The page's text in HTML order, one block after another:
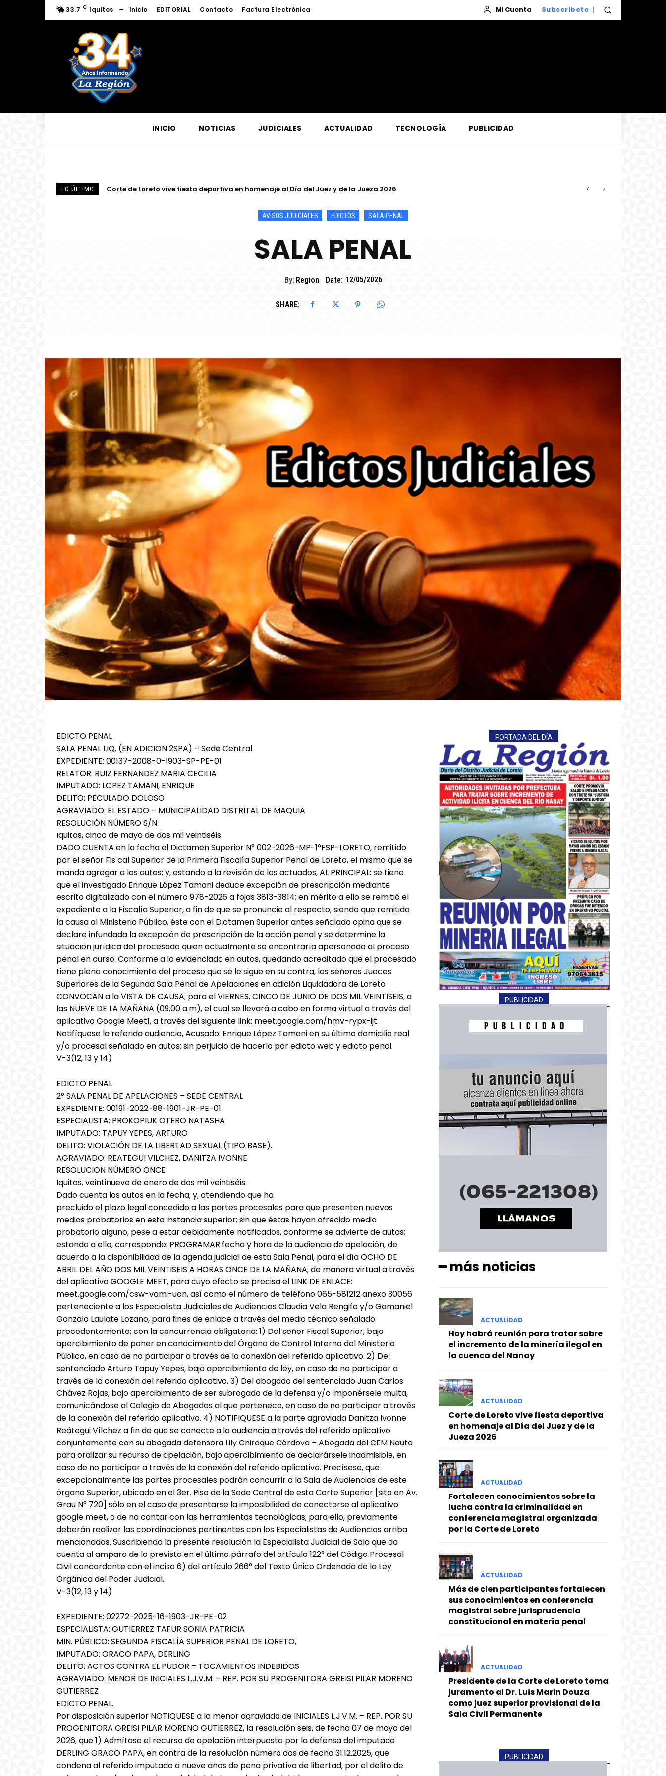
━ Planes
33.7 C Iquitos Inicio EDITORIAL Contacto Factura Electrónica Mi Cuenta Subscribete
INICIO NOTICIAS JUDICIALES ACTUALIDAD TECNOLOGÍA PUBLICIDAD
LO ÚLTIMO Fortalecen conocimientos sobre la lucha contra la criminalidad en conferencia magistral organizada por la Corte de Loreto
AVISOS JUDICIALES EDICTOS SALA PENAL
SALA PENAL
By: Region Date: 12/05/2026
SHARE:
EDICTO PENAL
SALA PENAL LIQ. (EN ADICION 2SPA) – Sede Central
EXPEDIENTE: 00137-2008-0-1903-SP-PE-01
RELATOR: RUIZ FERNANDEZ MARIA CECILIA
IMPUTADO: LOPEZ TAMANI, ENRIQUE
DELITO: PECULADO DOLOSO
AGRAVIADO: EL ESTADO – MUNICIPALIDAD DISTRITAL DE MAQUIA
RESOLUCIÓN NÚMERO S/N
Iquitos, cinco de mayo de dos mil veintiséis.
DADO CUENTA en la fecha el Dictamen Superior N° 002-2026-MP-1°FSP-LORETO, remitido
por el señor Fis cal Superior de la Primera Fiscalía Superior Penal de Loreto, el mismo que se
manda agregar a los autos; y, estando a la revisión de los actuados, AL PRINCIPAL: se tiene
que el investigado Enrique López Tamani deduce excepción de prescripción mediante
escrito digitalizado con el número 978-2026 a fojas 3813-3814; en mérito a ello se remitió el
expediente a la Fiscalía Superior, a fin de que se pronuncie al respecto; siendo que remitida
la causa al Ministerio Público, éste con el Dictamen Superior antes señalado opina que se
declare infundada la excepción de prescripción de la acción penal y se determine la
situación jurídica del procesado quien actualmente se encontraría apersonado al proceso
penal en curso. Conforme a lo evidenciado en autos, quedando acreditado que el procesado
tiene pleno conocimiento del proceso que se le sigue en su contra, los señores Jueces
Superiores de la Segunda Sala Penal de Apelaciones en adición Liquidadora de Loreto
CONVOCAN a la VISTA DE CAUSA; para el VIERNES, CINCO DE JUNIO DE DOS MIL VEINTISEIS, a
las NUEVE DE LA MAÑANA (09.00 a.m), el cual se llevará a cabo en forma virtual a través del
aplicativo Google Meet1, a través del siguiente link: meet.google.com/hmv-rypx-ijt.
Notifíquese la referida audiencia, Acusado: Enrique López Tamani en su último domicilio real
y/o procesal señalado en autos; sin perjuicio de hacerlo por edicto web y edicto penal.
V-3(12, 13 y 14)
EDICTO PENAL
2° SALA PENAL DE APELACIONES – SEDE CENTRAL
EXPEDIENTE: 00191-2022-88-1901-JR-PE-01
ESPECIALISTA: PROKOPIUK OTERO NATASHA
IMPUTADO: TAPUY YEPES, ARTURO
DELITO: VIOLACIÓN DE LA LIBERTAD SEXUAL (TIPO BASE).
AGRAVIADO: REATEGUI VILCHEZ, DANITZA IVONNE
RESOLUCION NÚMERO ONCE
Iquitos, veintinueve de enero de dos mil veintiséis.
Dado cuenta los autos en la fecha; y, atendiendo que ha
precluido el plazo legal concedido a las partes procesales para que presenten nuevos
medios probatorios en esta instancia superior; sin que éstas hayan ofrecido medio
probatorio alguno, pese a estar debidamente notificados, conforme se advierte de autos;
estando a ello, corresponde: PROGRAMAR fecha y hora de la audiencia de apelación, de
acuerdo a la disponibilidad de la agenda judicial de esta Sala Penal, para el día OCHO DE
ABRIL DEL AÑO DOS MIL VEINTISEIS A HORAS ONCE DE LA MAÑANA; de manera virtual a través
del aplicativo GOOGLE MEET, para cuyo efecto se precisa el LINK DE ENLACE:
meet.google.com/csw-vami-uon, así como el número de teléfono 065-581212 anexo 30056
perteneciente a los Especialista Judiciales de Audiencias Claudia Vela Rengifo y/o Gamaniel
Gonzalo Laulate Lozano, para fines de enlace a través del medio técnico señalado
precedentemente; con la concurrencia obligatoria: 1) Del señor Fiscal Superior, bajo
apercibimiento de poner en conocimiento del Órgano de Control Interno del Ministerio
Público, en caso de no participar a través de la conexión del referido aplicativo. 2) Del
sentenciado Arturo Tapuy Yepes, bajo apercibimiento de ley, en caso de no participar a
través de la conexión del referido aplicativo. 3) Del abogado del sentenciado Juan Carlos
Chávez Rojas, bajo apercibimiento de ser subrogado de la defensa y/o imponérsele multa,
comunicándose al Colegio de Abogados al que pertenece, en caso de no participar a través
de la conexión del referido aplicativo. 4) NOTIFIQUESE a la parte agraviada Danitza Ivonne
Reátegui Vílchez a fin de que se conecte a la audiencia a través del referido aplicativo
conjuntamente con su abogada defensora Lily Chiroque Córdova – Abogada del CEM Nauta
para oralizar su recurso de apelación, bajo apercibimiento de declarársele inadmisible, en
caso de no participar a través de la conexión del referido aplicativo. Precísese, que
excepcionalmente las partes procesales podrán concurrir a la Sala de Audiencias de este
órgano Superior, ubicado en el 3er. Piso de la Sede Central de esta Corte Superior [sito en Av.
Grau N° 720] sólo en el caso de presentarse la imposibilidad de conectarse al aplicativo
google meet, o de no contar con las herramientas tecnológicas; para ello, previamente
deberán realizar las coordinaciones pertinentes con los Especialistas de Audiencias arriba
mencionados. Suscribiendo la presente resolución la Especialista Judicial de Sala que da
cuenta al amparo de lo previsto en el último párrafo del artículo 122° del Código Procesal
Civil concordante con el inciso 6) del artículo 266° del Texto Único Ordenado de la Ley
Orgánica del Poder Judicial.
V-3(12, 13 y 14)
EXPEDIENTE: 02272-2025-16-1903-JR-PE-02
ESPECIALISTA: GUTIERREZ TAFUR SONIA PATRICIA
MIN. PÚBLICO: SEGUNDA FISCALÍA SUPERIOR PENAL DE LORETO,
IMPUTADO: ORACO PAPA, DERLING
DELITO: ACTOS CONTRA EL PUDOR – TOCAMIENTOS INDEBIDOS
AGRAVIADO: MENOR DE INICIALES L.J.V.M. – REP. POR SU PROGENITORA GREISI PILAR MORENO
GUTIERREZ
EDICTO PENAL.
Por disposición superior NOTIQUESE a la menor agraviada de INICIALES L.J.V.M. – REP. POR SU
PROGENITORA GREISI PILAR MORENO GUTIERREZ, la resolución seis, de fecha 07 de mayo del
2026, que 1) Admítase el recurso de apelación interpuesto por la defensa del imputado
DERLING ORACO PAPA, en contra de la resolución número dos de fecha 31.12.2025, que
condena al referido imputado a nueve años de pena privativa de libertad, por el delito de
PORTADA DEL DÍA
PUBLICIDAD
━ más noticias
ACTUALIDAD
Hoy habrá reunión para tratar sobre
el incremento de la minería ilegal en
la cuenca del Nanay
ACTUALIDAD
Corte de Loreto vive fiesta deportiva
en homenaje al Día del Juez y de la
Jueza 2026
ACTUALIDAD
Fortalecen conocimientos sobre la
lucha contra la criminalidad en
conferencia magistral organizada
por la Corte de Loreto
ACTUALIDAD
Más de cien participantes fortalecen
sus conocimientos en conferencia
magistral sobre jurisprudencia
constitucional en materia penal
ACTUALIDAD
Presidente de la Corte de Loreto toma
juramento al Dr. Luis Marin Douza
como juez superior provisional de la
Sala Civil Permanente
PUBLICIDAD